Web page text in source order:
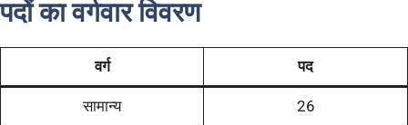
पदों का वर्गवार विवरण
वर्ग पद
सामान्य 26